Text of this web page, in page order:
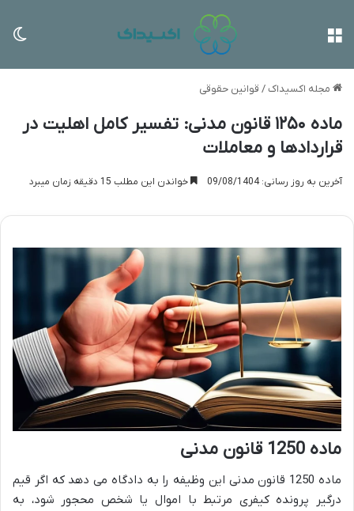
مجله اکسیداک/ قوانین حقوقی
ماده ۱۲۵۰ قانون مدنی: تفسیر کامل اهلیت در
قراردادها و معاملات
آخرین به روز رسانی: 09/08/1404 خواندن این مطلب 15 دقیقه زمان میبرد
ماده 1250 قانون مدنی
ماده 1250 قانون مدنی این وظیفه را به دادگاه می دهد که اگر قیم
درگیر پرونده کیفری مرتبط با اموال یا شخص محجور شود، به